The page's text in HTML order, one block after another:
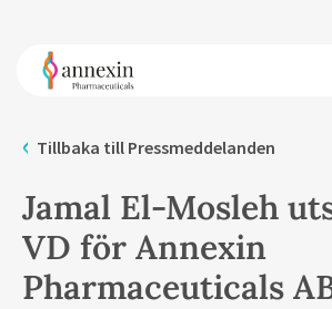
Tillbaka till Pressmeddelanden
Jamal El-Mosleh
VD för Annexin
Pharmaceuticals